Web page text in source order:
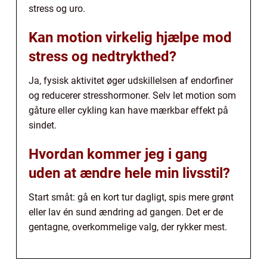
stress og uro.
Kan motion virkelig hjælpe mod
stress og nedtrykthed?
Ja, fysisk aktivitet øger udskillelsen af endorfiner
og reducerer stresshormoner. Selv let motion som
gåture eller cykling kan have mærkbar effekt på
sindet.
Hvordan kommer jeg i gang
uden at ændre hele min livsstil?
Start småt: gå en kort tur dagligt, spis mere grønt
eller lav én sund ændring ad gangen. Det er de
gentagne, overkommelige valg, der rykker mest.